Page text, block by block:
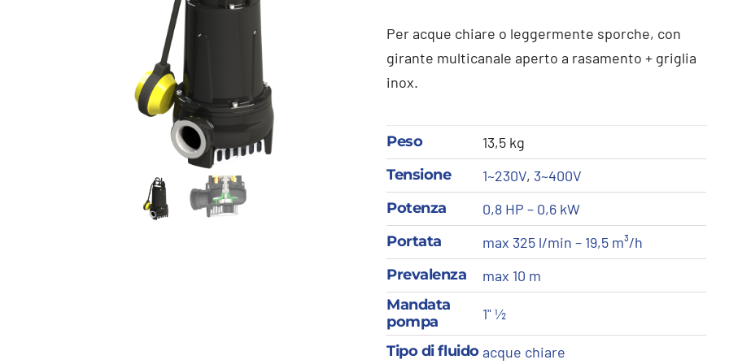
Per acque chiare o leggermente sporche, con
girante multicanale aperto a rasamento + griglia
inox.
Peso
13,5 kg
Tensione
1~230V, 3~400V
Potenza
0,8 HP – 0,6 kW
Portata
max 325 l/min – 19,5 m³/h
Prevalenza
max 10 m
Mandata
pompa
1" ½
Tipo di fluidoacque chiare